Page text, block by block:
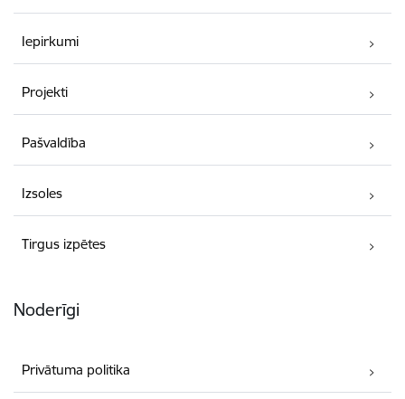
Iepirkumi
Projekti
Pašvaldība
Izsoles
Tirgus izpētes
Noderīgi
Privātuma politika